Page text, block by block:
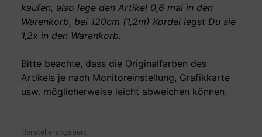
kaufen, also lege den Artikel 0,6 mal in den
Warenkorb, bei 120cm (1,2m) Kordel legst Du sie
1,2x in den Warenkorb.
Bitte beachte, dass die Originalfarben des
Artikels je nach Monitoreinstellung, Grafikkarte
usw. möglicherweise leicht abweichen können.
Herstellerangaben: